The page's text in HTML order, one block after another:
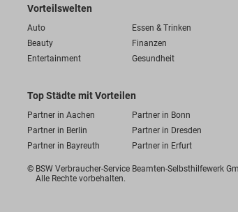
Vorteilswelten
Auto Essen & Trinken
Beauty
Finanzen
Entertainment
Gesundheit
Top Städte mit Vorteilen
Partner in Aachen Partner in Bonn
Partner in Berlin
Partner in Dresden
Partner in Bayreuth
Partner in Erfurt
© BSW Verbraucher-Service Beamten-Selbsthilfewerk
Alle Rechte vorbehalten.